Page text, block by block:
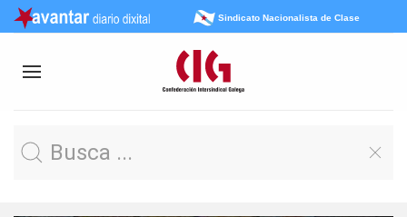
Sindicato Nacionalista de Clase